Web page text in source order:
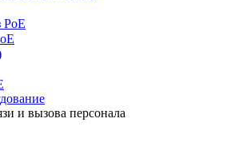
РоЕ
и вызова персонала